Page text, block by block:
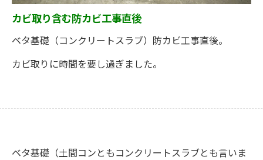
カビ取り含む防カビ工事直後
ベタ基礎（コンクリートスラブ）防カビ工事直後。
カビ取りに時間を要し過ぎました。
ベタ基礎（土間コンともコンクリートスラブとも言いま